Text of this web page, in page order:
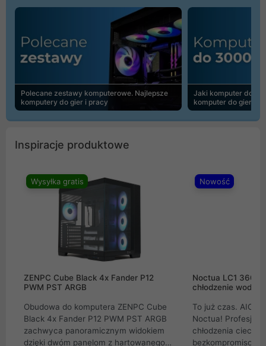
Polecane zestawy komputerowe. Najlepsze
komputery do gier i pracy
Jaki komputer do
komputer do gier |
Inspiracje produktowe
Wysyłka gratis
ZENPC Cube Black 4x Fander P12
PWM PST ARGB
Obudowa do komputera ZENPC Cube
Black 4x Fander P12 PWM PST ARGB
zachwyca panoramicznym widokiem
dzięki dwóm panelom z hartowanego
Nowość
Noctua LC1
chłodzenie wodne
To już czas. AIO
Noctua!
chłodzenia cieczą